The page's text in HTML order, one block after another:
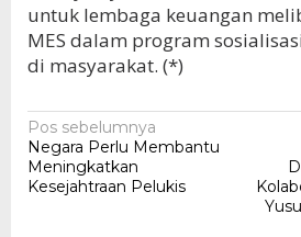
untuk lembaga keuangan
MES dalam program
di masyarakat. (*)
Navigasi
pos
Pos sebelumnya
Negara Perlu Membantu
Meningkatkan
Kesejahtraan Pelukis